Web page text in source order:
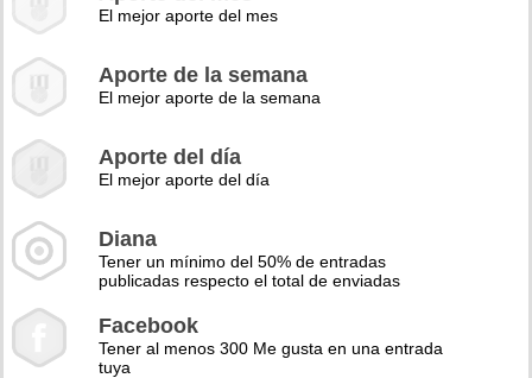
El mejor aporte del mes
Aporte de la semana
El mejor aporte de la semana
Aporte del día
El mejor aporte del día
Diana
Tener un mínimo del 50% de entradas
publicadas respecto el total de enviadas
Facebook
Tener al menos 300 Me gusta en una entrada
tuya